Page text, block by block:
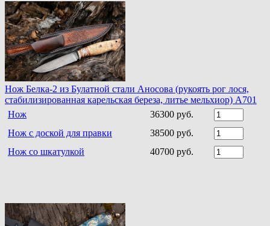
Нож Белка-2 из Булатной стали Аносова (рукоять рог лося,
стабилизированная карельская береза, литье мельхиор) A701
Нож
36300 руб.
Нож с доской для правки
38500 руб.
Нож со шкатулкой
40700 руб.